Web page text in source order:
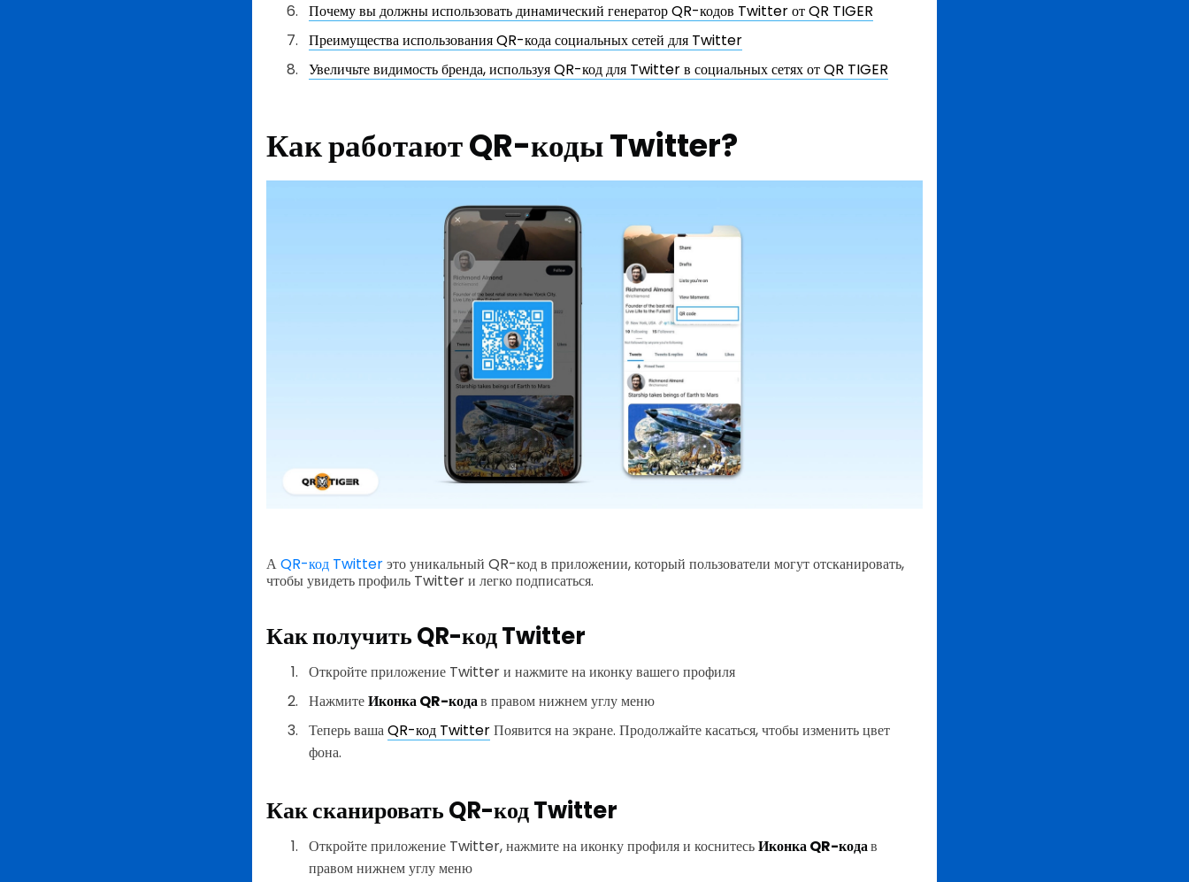
Почему вы должны использовать динамический генератор QR-кодов Twitter от QR TIGER
Преимущества использования QR-кода социальных сетей для Twitter
Увеличьте видимость бренда, используя QR-код для Twitter в социальных сетях от QR TIGER
Как работают QR-коды Twitter?
АQR-код Twitterэто уникальный QR-код в приложении, который пользователи могут отсканировать,
чтобы увидеть профиль Twitter и легко подписаться.
Как получить QR-код Twitter
Откройте приложение Twitter и нажмите на иконку вашего профиля
НажмитеИконка QR-кодав правом нижнем углу меню
Теперь вашаQR-код TwitterПоявится на экране. Продолжайте касаться, чтобы изменить цвет
фона.
Как сканировать QR-код Twitter
Откройте приложение Twitter, нажмите на иконку профиля и коснитесьИконка QR-кодав
правом нижнем углу меню